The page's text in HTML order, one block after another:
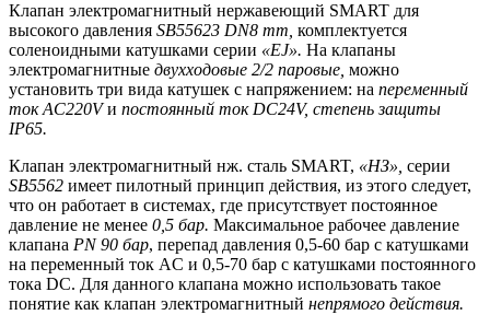
Клапан электромагнитный нержавеющий SMART для
высокого давления SB55623 DN8 mm комплектуется
соленоидными катушками серии «EJ». На клапаны
электромагнитные двухходовые 2/2 паровые, можно
установить три вида катушек с напряжением: на переменный
токAC220Vи постоянный ток DC24V, степень защиты
IP65.
Клапан электромагнитный нж. сталь SMART, «НЗ», серии
SB5562 имеет пилотный принцип действия, из этого следует,
что он работает в системах, где присутствует постоянное
давление не менее 0,5 бар. Максимальное рабочее давление
клапана PN90 бар, перепад давления 0,5-60 бар с катушками
на переменный ток AC и 0,5-70 бар с катушками постоянного
тока DC. Для данного клапана можно использовать такое
понятие как клапан электромагнитный непрямого действия.